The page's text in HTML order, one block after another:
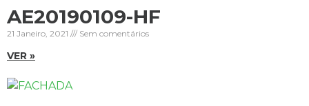
AE20190109-HF
21 Janeiro, 2021 Sem comentários
VER »